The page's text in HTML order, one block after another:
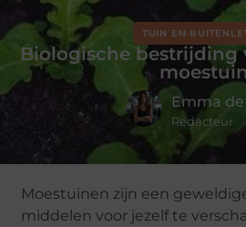
TUIN EN
Biologische bestrijding
moestuin
Emma
Redacteur
Moestuinen zijn een
middelen voor jezelf te